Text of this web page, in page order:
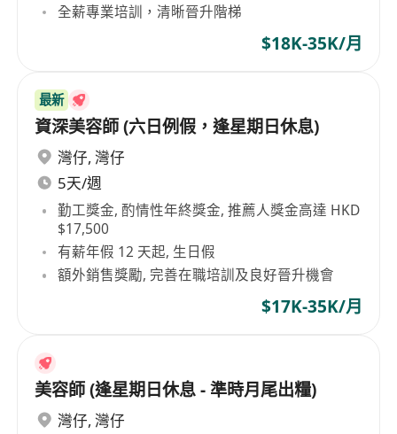
全薪專業培訓，清晰晉升階梯
$18K-35K/月
最新
資深美容師 (六日例假，逢星期日休息)
灣仔, 灣仔
5天/週
勤工獎金, 酌情性年終獎金, 推薦人獎金高達 HKD
$17,500
有薪年假 12 天起, 生日假
額外銷售獎勵, 完善在職培訓及良好晉升機會
$17K-35K/月
美容師 (逢星期日休息 - 準時月尾出糧)
灣仔, 灣仔